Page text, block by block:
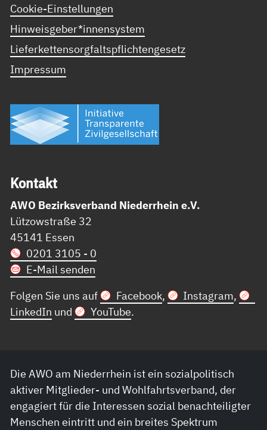
Cookie-Einstellungen
Hinweisgeber*innensystem
Lieferkettensorgfaltspflichtengesetz
Impressum
Kon­takt
AWO Bezirksverband Niederrhein e.V.
Lützowstraße 32
45141 Essen
0201 3105 - 0
E-Mail senden
Folgen Sie uns auf
Facebook, Instagram,
LinkedIn und YouTube.
Die AWO am Niederrhein ist ein sozialpolitisch
aktiver Mitglieder- und Wohlfahrtsverband, der
engagiert für die Interessen sozial benachteiligter
Menschen eintritt und ein breites Spektrum